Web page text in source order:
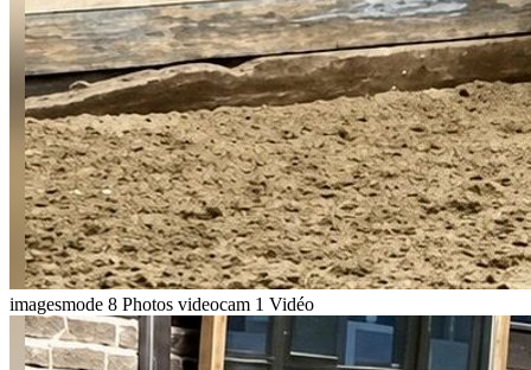
imagesmode 8 Photos videocam 1 Vidéo